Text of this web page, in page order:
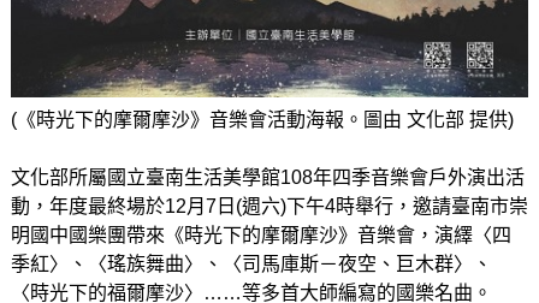
(《時光下的摩爾摩沙》音樂會活動海報。圖由 文化部 提供)
文化部所屬國立臺南生活美學館108年四季音樂會戶外演出活
動，年度最終場於12月7日(週六)下午4時舉行，邀請臺南市崇
明國中國樂團帶來《時光下的摩爾摩沙》音樂會，演繹〈四
季紅〉、〈瑤族舞曲〉、〈司馬庫斯－夜空、巨木群〉、
〈時光下的福爾摩沙〉……等多首大師編寫的國樂名曲。